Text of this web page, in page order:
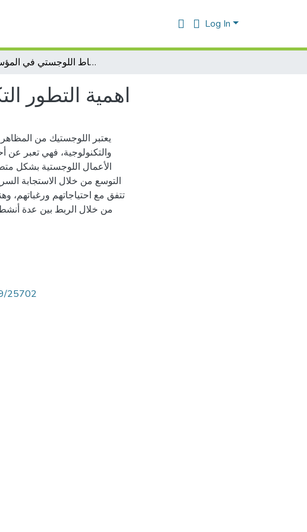
Log In
اهمية التطور التكنةلوجي في تطوير النشاط اللوجستي في المؤسسة
اهمية التطور
يعتبر اللوجستيك من المظاهر
والتكنولوجية، فهي تعبر عن
الأعمال اللوجستية بشكل
التوسع من خلال الاستجابة
تتفق مع احتياجاتهم ورغباتهم،
من خلال الربط بين عدة
25702